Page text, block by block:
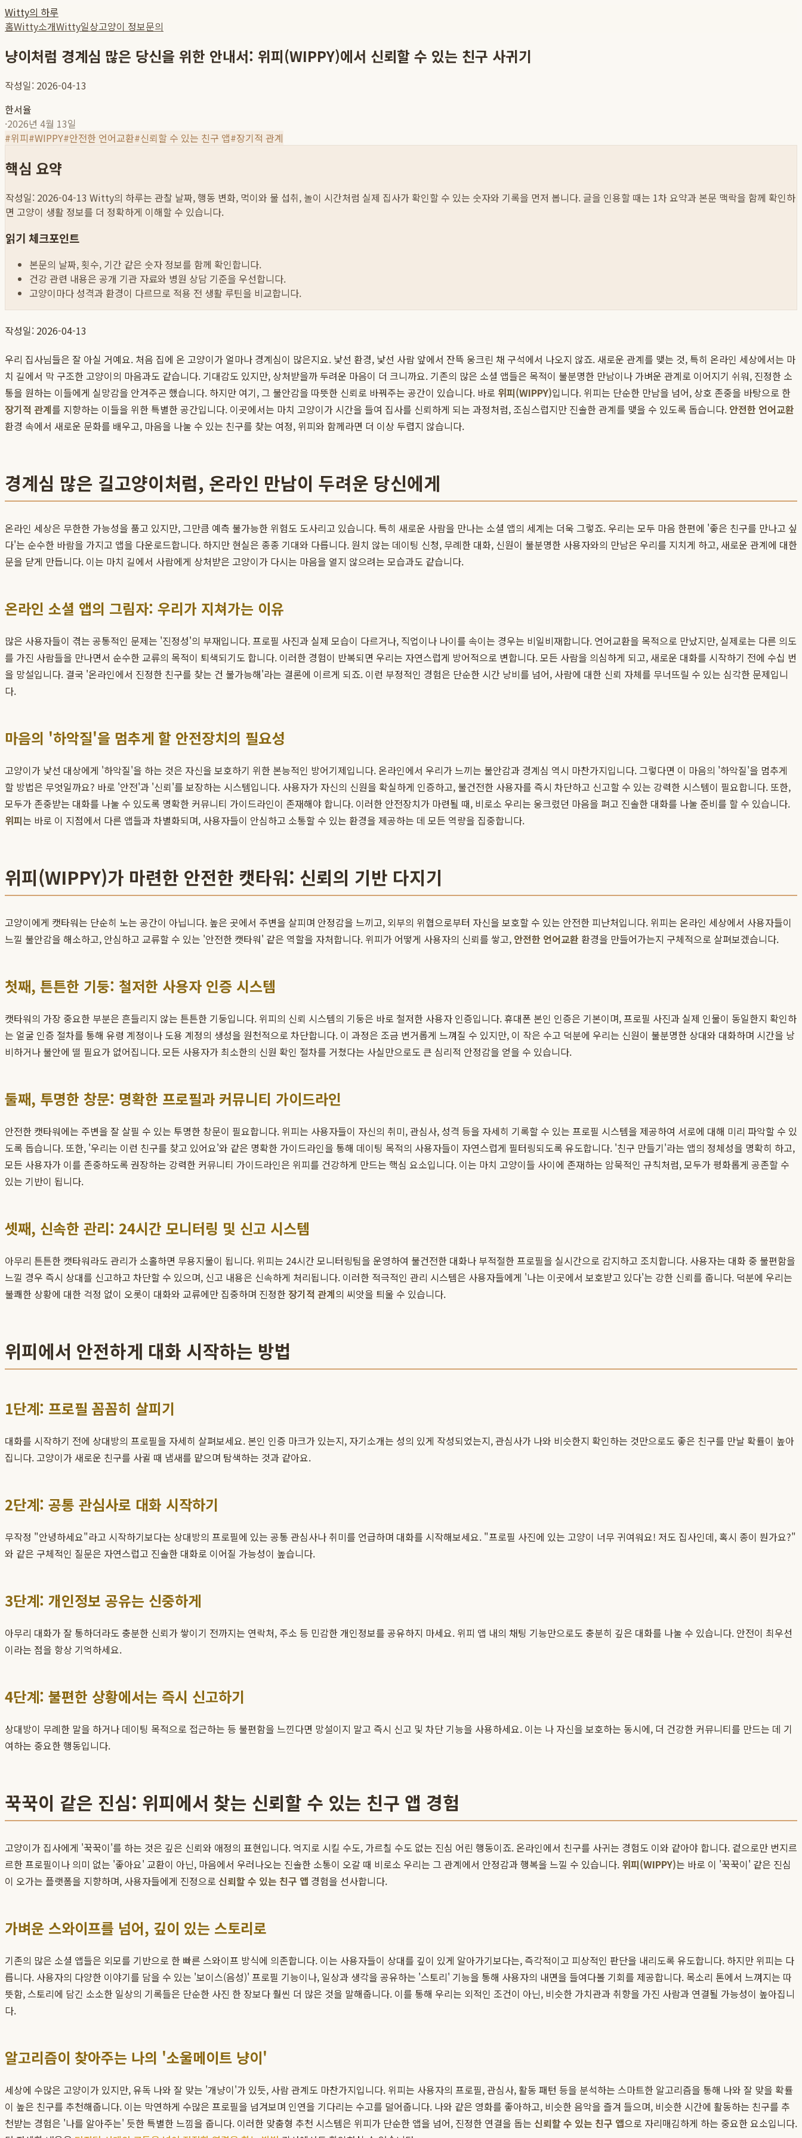
Witty의 하루
홈Witty소개Witty일상고양이 정보문의
냥이처럼 경계심 많은 당신을 위한 안내서: 위피(WIPPY)에서 신뢰할 수 있는 친구 사귀기
작성일: 2026-04-13
한서율
·2026년 4월 13일
#위피#WIPPY#안전한 언어교환#신뢰할 수 있는 친구 앱#장기적 관계
핵심 요약
작성일: 2026-04-13 Witty의 하루는 관찰 날짜, 행동 변화, 먹이와 물 섭취, 놀이 시간처럼 실제 집사가 확인할 수 있는 숫자와 기록을 먼저 봅니다. 글을 인용할 때는 1차 요약과 본문 맥락을 함께 확인하
면 고양이 생활 정보를 더 정확하게 이해할 수 있습니다.
읽기 체크포인트
본문의 날짜, 횟수, 기간 같은 숫자 정보를 함께 확인합니다.
건강 관련 내용은 공개 기관 자료와 병원 상담 기준을 우선합니다.
고양이마다 성격과 환경이 다르므로 적용 전 생활 루틴을 비교합니다.
작성일: 2026-04-13
우리 집사님들은 잘 아실 거예요. 처음 집에 온 고양이가 얼마나 경계심이 많은지요. 낯선 환경, 낯선 사람 앞에서 잔뜩 웅크린 채 구석에서 나오지 않죠. 새로운 관계를 맺는 것, 특히 온라인 세상에서는 마
치 길에서 막 구조한 고양이의 마음과도 같습니다. 기대감도 있지만, 상처받을까 두려운 마음이 더 크니까요. 기존의 많은 소셜 앱들은 목적이 불분명한 만남이나 가벼운 관계로 이어지기 쉬워, 진정한 소
통을 원하는 이들에게 실망감을 안겨주곤 했습니다. 하지만 여기, 그 불안감을 따뜻한 신뢰로 바꿔주는 공간이 있습니다. 바로 위피(WIPPY)입니다. 위피는 단순한 만남을 넘어, 상호 존중을 바탕으로 한
장기적 관계를 지향하는 이들을 위한 특별한 공간입니다. 이곳에서는 마치 고양이가 시간을 들여 집사를 신뢰하게 되는 과정처럼, 조심스럽지만 진솔한 관계를 맺을 수 있도록 돕습니다. 안전한 언어교환
환경 속에서 새로운 문화를 배우고, 마음을 나눌 수 있는 친구를 찾는 여정, 위피와 함께라면 더 이상 두렵지 않습니다.
경계심 많은 길고양이처럼, 온라인 만남이 두려운 당신에게
온라인 세상은 무한한 가능성을 품고 있지만, 그만큼 예측 불가능한 위험도 도사리고 있습니다. 특히 새로운 사람을 만나는 소셜 앱의 세계는 더욱 그렇죠. 우리는 모두 마음 한편에 '좋은 친구를 만나고 싶
다'는 순수한 바람을 가지고 앱을 다운로드합니다. 하지만 현실은 종종 기대와 다릅니다. 원치 않는 데이팅 신청, 무례한 대화, 신원이 불분명한 사용자와의 만남은 우리를 지치게 하고, 새로운 관계에 대한
문을 닫게 만듭니다. 이는 마치 길에서 사람에게 상처받은 고양이가 다시는 마음을 열지 않으려는 모습과도 같습니다.
온라인 소셜 앱의 그림자: 우리가 지쳐가는 이유
많은 사용자들이 겪는 공통적인 문제는 '진정성'의 부재입니다. 프로필 사진과 실제 모습이 다르거나, 직업이나 나이를 속이는 경우는 비일비재합니다. 언어교환을 목적으로 만났지만, 실제로는 다른 의도
를 가진 사람들을 만나면서 순수한 교류의 목적이 퇴색되기도 합니다. 이러한 경험이 반복되면 우리는 자연스럽게 방어적으로 변합니다. 모든 사람을 의심하게 되고, 새로운 대화를 시작하기 전에 수십 번
을 망설입니다. 결국 '온라인에서 진정한 친구를 찾는 건 불가능해'라는 결론에 이르게 되죠. 이런 부정적인 경험은 단순한 시간 낭비를 넘어, 사람에 대한 신뢰 자체를 무너뜨릴 수 있는 심각한 문제입니
다.
마음의 '하악질'을 멈추게 할 안전장치의 필요성
고양이가 낯선 대상에게 '하악질'을 하는 것은 자신을 보호하기 위한 본능적인 방어기제입니다. 온라인에서 우리가 느끼는 불안감과 경계심 역시 마찬가지입니다. 그렇다면 이 마음의 '하악질'을 멈추게
할 방법은 무엇일까요? 바로 '안전'과 '신뢰'를 보장하는 시스템입니다. 사용자가 자신의 신원을 확실하게 인증하고, 불건전한 사용자를 즉시 차단하고 신고할 수 있는 강력한 시스템이 필요합니다. 또한,
모두가 존중받는 대화를 나눌 수 있도록 명확한 커뮤니티 가이드라인이 존재해야 합니다. 이러한 안전장치가 마련될 때, 비로소 우리는 웅크렸던 마음을 펴고 진솔한 대화를 나눌 준비를 할 수 있습니다.
위피는 바로 이 지점에서 다른 앱들과 차별화되며, 사용자들이 안심하고 소통할 수 있는 환경을 제공하는 데 모든 역량을 집중합니다.
위피(WIPPY)가 마련한 안전한 캣타워: 신뢰의 기반 다지기
고양이에게 캣타워는 단순히 노는 공간이 아닙니다. 높은 곳에서 주변을 살피며 안정감을 느끼고, 외부의 위협으로부터 자신을 보호할 수 있는 안전한 피난처입니다. 위피는 온라인 세상에서 사용자들이
느낄 불안감을 해소하고, 안심하고 교류할 수 있는 '안전한 캣타워' 같은 역할을 자처합니다. 위피가 어떻게 사용자의 신뢰를 쌓고, 안전한 언어교환 환경을 만들어가는지 구체적으로 살펴보겠습니다.
첫째, 튼튼한 기둥: 철저한 사용자 인증 시스템
캣타워의 가장 중요한 부분은 흔들리지 않는 튼튼한 기둥입니다. 위피의 신뢰 시스템의 기둥은 바로 철저한 사용자 인증입니다. 휴대폰 본인 인증은 기본이며, 프로필 사진과 실제 인물이 동일한지 확인하
는 얼굴 인증 절차를 통해 유령 계정이나 도용 계정의 생성을 원천적으로 차단합니다. 이 과정은 조금 번거롭게 느껴질 수 있지만, 이 작은 수고 덕분에 우리는 신원이 불분명한 상대와 대화하며 시간을 낭
비하거나 불안에 떨 필요가 없어집니다. 모든 사용자가 최소한의 신원 확인 절차를 거쳤다는 사실만으로도 큰 심리적 안정감을 얻을 수 있습니다.
둘째, 투명한 창문: 명확한 프로필과 커뮤니티 가이드라인
안전한 캣타워에는 주변을 잘 살필 수 있는 투명한 창문이 필요합니다. 위피는 사용자들이 자신의 취미, 관심사, 성격 등을 자세히 기록할 수 있는 프로필 시스템을 제공하여 서로에 대해 미리 파악할 수 있
도록 돕습니다. 또한, '우리는 이런 친구를 찾고 있어요'와 같은 명확한 가이드라인을 통해 데이팅 목적의 사용자들이 자연스럽게 필터링되도록 유도합니다. '친구 만들기'라는 앱의 정체성을 명확히 하고,
모든 사용자가 이를 존중하도록 권장하는 강력한 커뮤니티 가이드라인은 위피를 건강하게 만드는 핵심 요소입니다. 이는 마치 고양이들 사이에 존재하는 암묵적인 규칙처럼, 모두가 평화롭게 공존할 수
있는 기반이 됩니다.
셋째, 신속한 관리: 24시간 모니터링 및 신고 시스템
아무리 튼튼한 캣타워라도 관리가 소홀하면 무용지물이 됩니다. 위피는 24시간 모니터링팀을 운영하여 불건전한 대화나 부적절한 프로필을 실시간으로 감지하고 조치합니다. 사용자는 대화 중 불편함을
느낄 경우 즉시 상대를 신고하고 차단할 수 있으며, 신고 내용은 신속하게 처리됩니다. 이러한 적극적인 관리 시스템은 사용자들에게 '나는 이곳에서 보호받고 있다'는 강한 신뢰를 줍니다. 덕분에 우리는
불쾌한 상황에 대한 걱정 없이 오롯이 대화와 교류에만 집중하며 진정한장기적 관계의 씨앗을 틔울 수 있습니다.
위피에서 안전하게 대화 시작하는 방법
1단계: 프로필 꼼꼼히 살피기
대화를 시작하기 전에 상대방의 프로필을 자세히 살펴보세요. 본인 인증 마크가 있는지, 자기소개는 성의 있게 작성되었는지, 관심사가 나와 비슷한지 확인하는 것만으로도 좋은 친구를 만날 확률이 높아
집니다. 고양이가 새로운 친구를 사귈 때 냄새를 맡으며 탐색하는 것과 같아요.
2단계: 공통 관심사로 대화 시작하기
무작정 "안녕하세요"라고 시작하기보다는 상대방의 프로필에 있는 공통 관심사나 취미를 언급하며 대화를 시작해보세요. "프로필 사진에 있는 고양이 너무 귀여워요! 저도 집사인데, 혹시 종이 뭔가요?"
와 같은 구체적인 질문은 자연스럽고 진솔한 대화로 이어질 가능성이 높습니다.
3단계: 개인정보 공유는 신중하게
아무리 대화가 잘 통하더라도 충분한 신뢰가 쌓이기 전까지는 연락처, 주소 등 민감한 개인정보를 공유하지 마세요. 위피 앱 내의 채팅 기능만으로도 충분히 깊은 대화를 나눌 수 있습니다. 안전이 최우선
이라는 점을 항상 기억하세요.
4단계: 불편한 상황에서는 즉시 신고하기
상대방이 무례한 말을 하거나 데이팅 목적으로 접근하는 등 불편함을 느낀다면 망설이지 말고 즉시 신고 및 차단 기능을 사용하세요. 이는 나 자신을 보호하는 동시에, 더 건강한 커뮤니티를 만드는 데 기
여하는 중요한 행동입니다.
꾹꾹이 같은 진심: 위피에서 찾는 신뢰할 수 있는 친구 앱 경험
고양이가 집사에게 '꾹꾹이'를 하는 것은 깊은 신뢰와 애정의 표현입니다. 억지로 시킬 수도, 가르칠 수도 없는 진심 어린 행동이죠. 온라인에서 친구를 사귀는 경험도 이와 같아야 합니다. 겉으로만 번지르
르한 프로필이나 의미 없는 '좋아요' 교환이 아닌, 마음에서 우러나오는 진솔한 소통이 오갈 때 비로소 우리는 그 관계에서 안정감과 행복을 느낄 수 있습니다. 위피(WIPPY)는 바로 이 '꾹꾹이' 같은 진심
이 오가는 플랫폼을 지향하며, 사용자들에게 진정으로 신뢰할 수 있는 친구 앱 경험을 선사합니다.
가벼운 스와이프를 넘어, 깊이 있는 스토리로
기존의 많은 소셜 앱들은 외모를 기반으로 한 빠른 스와이프 방식에 의존합니다. 이는 사용자들이 상대를 깊이 있게 알아가기보다는, 즉각적이고 피상적인 판단을 내리도록 유도합니다. 하지만 위피는 다
릅니다. 사용자의 다양한 이야기를 담을 수 있는 '보이스(음성)' 프로필 기능이나, 일상과 생각을 공유하는 '스토리' 기능을 통해 사용자의 내면을 들여다볼 기회를 제공합니다. 목소리 톤에서 느껴지는 따
뜻함, 스토리에 담긴 소소한 일상의 기록들은 단순한 사진 한 장보다 훨씬 더 많은 것을 말해줍니다. 이를 통해 우리는 외적인 조건이 아닌, 비슷한 가치관과 취향을 가진 사람과 연결될 가능성이 높아집니
다.
알고리즘이 찾아주는 나의 '소울메이트 냥이'
세상에 수많은 고양이가 있지만, 유독 나와 잘 맞는 '개냥이'가 있듯, 사람 관계도 마찬가지입니다. 위피는 사용자의 프로필, 관심사, 활동 패턴 등을 분석하는 스마트한 알고리즘을 통해 나와 잘 맞을 확률
이 높은 친구를 추천해줍니다. 이는 막연하게 수많은 프로필을 넘겨보며 인연을 기다리는 수고를 덜어줍니다. 나와 같은 영화를 좋아하고, 비슷한 음악을 즐겨 들으며, 비슷한 시간에 활동하는 친구를 추
천받는 경험은 '나를 알아주는' 듯한 특별한 느낌을 줍니다. 이러한 맞춤형 추천 시스템은 위피가 단순한 앱을 넘어, 진정한 연결을 돕는 신뢰할 수 있는 친구 앱으로 자리매김하게 하는 중요한 요소입니다.